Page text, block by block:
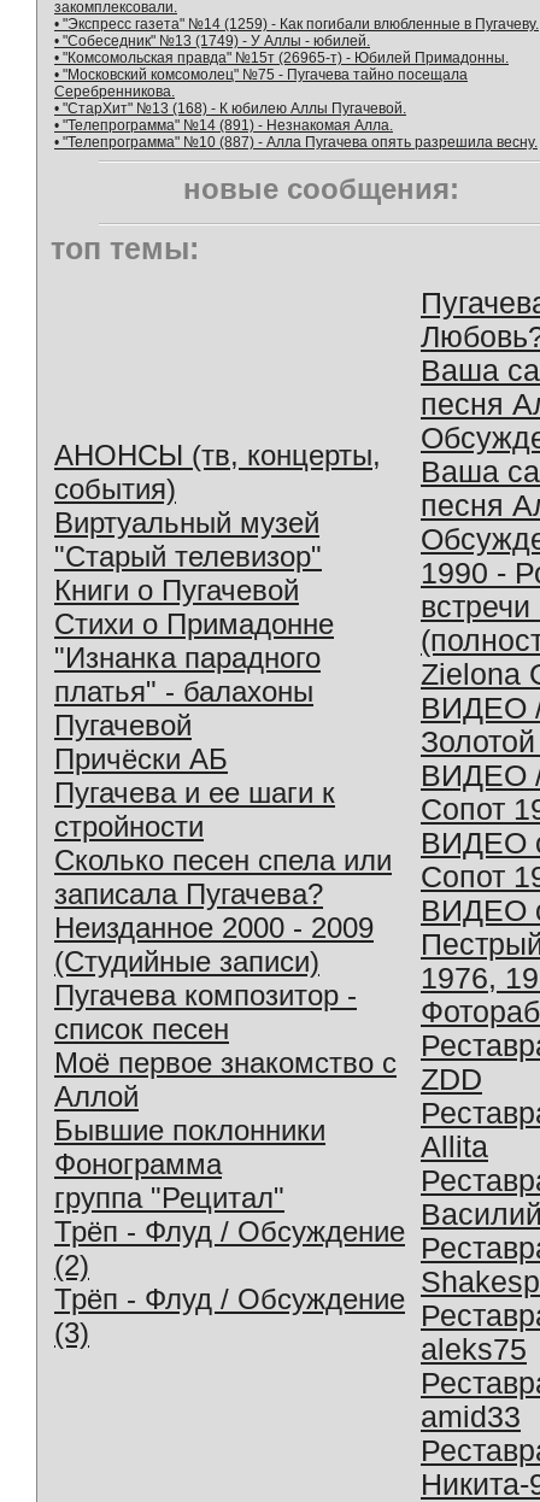
закомплексовали.
• "Экспресс газета" №14 (1259) - Как погибали влюбленные в Пугачеву.
• "Собеседник" №13 (1749) - У Аллы - юбилей.
• "Комсомольская правда" №15т (26965-т) - Юбилей Примадонны.
• "Московский комсомолец" №75 - Пугачева тайно посещала
Серебренникова.
• "СтарХит" №13 (168) - К юбилею Аллы Пугачевой.
• "Телепрограмма" №14 (891) - Незнакомая Алла.
• "Телепрограмма" №10 (887) - Алла Пугачева опять разрешила весну.
новые сообщения:
топ темы:
АНОНСЫ (тв, концерты,
события)
Виртуальный музей
"Старый телевизор"
Книги о Пугачевой
Стихи о Примадонне
"Изнанка парадного
платья" - балахоны
Пугачевой
Причёски АБ
Пугачева и ее шаги к
стройности
Сколько песен спела или
записала Пугачева?
Неизданное 2000 - 2009
(Студийные записи)
Пугачева композитор -
список песен
Моё первое знакомство с
Аллой
Бывшие поклонники
Фонограмма
группа "Рецитал"
Трёп - Флуд / Обсуждение
(2)
Трёп - Флуд / Обсуждение
(3)
Ваша
песня
Ваша
песня
1990 -
Zielona
ВИДЕО
ВИДЕО
Сопот
ВИДЕО
Сопот
ВИДЕО
1976,
ZDD
Allita
aleks75
amid33
Никита-